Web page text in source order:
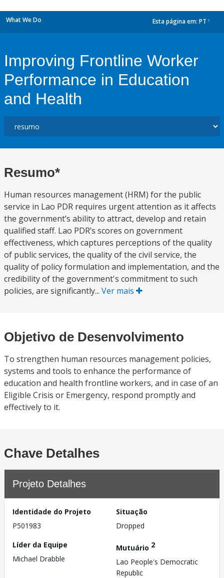
What We Do Esta página em: PT
Improving Frontline Worker
Performance in Education
and Health
Resumo*
Human resources management (HRM) for the public
service in Lao PDR requires urgent attention as it affects
the government’s ability to attract, develop and retain
qualified staff. Lao PDR’s scores on government
effectiveness, which captures perceptions of the quality
of public services, the quality of the civil service, the
quality of policy formulation and implementation, and the
credibility of the government's commitment to such
policies, are significantly... Ver mais
Objetivo de Desenvolvimento
To strengthen human resources management policies,
systems and tools to enhance the performance of
education and health frontline workers, and in case of an
Eligible Crisis or Emergency, respond promptly and
effectively to it.
Chave Detalhes
Projeto Detalhes
Identidade do Projeto
P501983
Situação
Dropped
Líder da Equipe
Michael Drabble
Mutuário 2
Lao People's Democratic
Republic